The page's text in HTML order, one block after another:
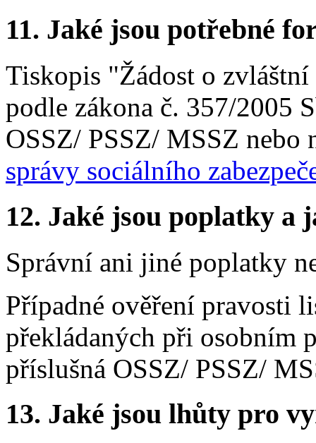
11. Jaké jsou potřebné
Tiskopis "Žádost o
podle zákona č. 357/2005
OSSZ/ PSSZ/ MSSZ nebo
správy sociálního
12. Jaké jsou poplatky a
Správní ani jiné poplatky
Případné ověření pravosti
překládaných při osobním
příslušná OSSZ/ PSSZ/
13. Jaké jsou lhůty pro